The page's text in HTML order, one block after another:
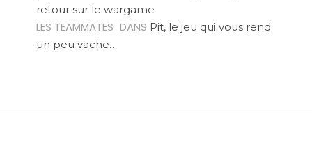
retour sur le wargame
LES TEAMMATES DANS Pit, le jeu qui vous rend
un peu vache…